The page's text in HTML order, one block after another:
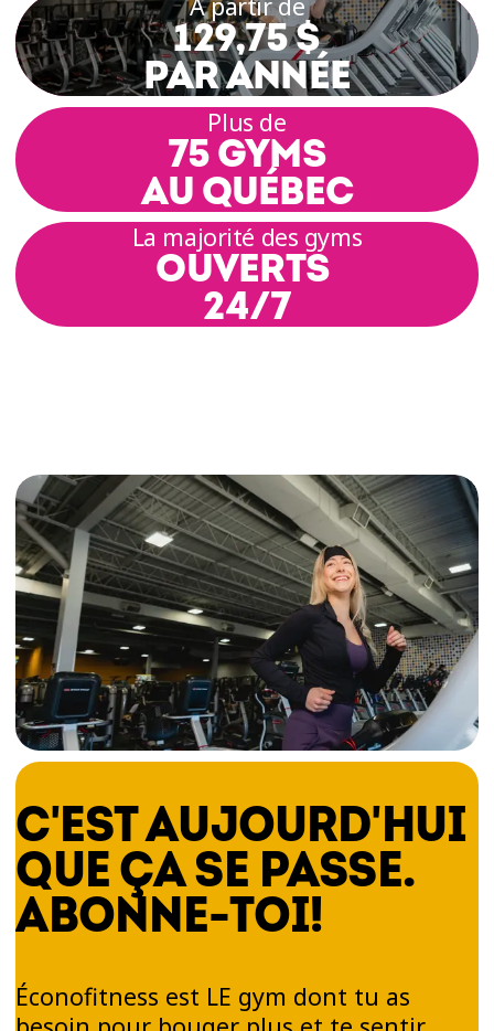
129,75 $
PAR ANNÉE
Plus de
75 GYMS
AU QUÉBEC
La majorité des gyms
OUVERTS
24/7
C'EST AUJOURD'HUI
QUE ÇA SE PASSE.
ABONNE-TOI!
Éconofitness est LE gym dont tu as